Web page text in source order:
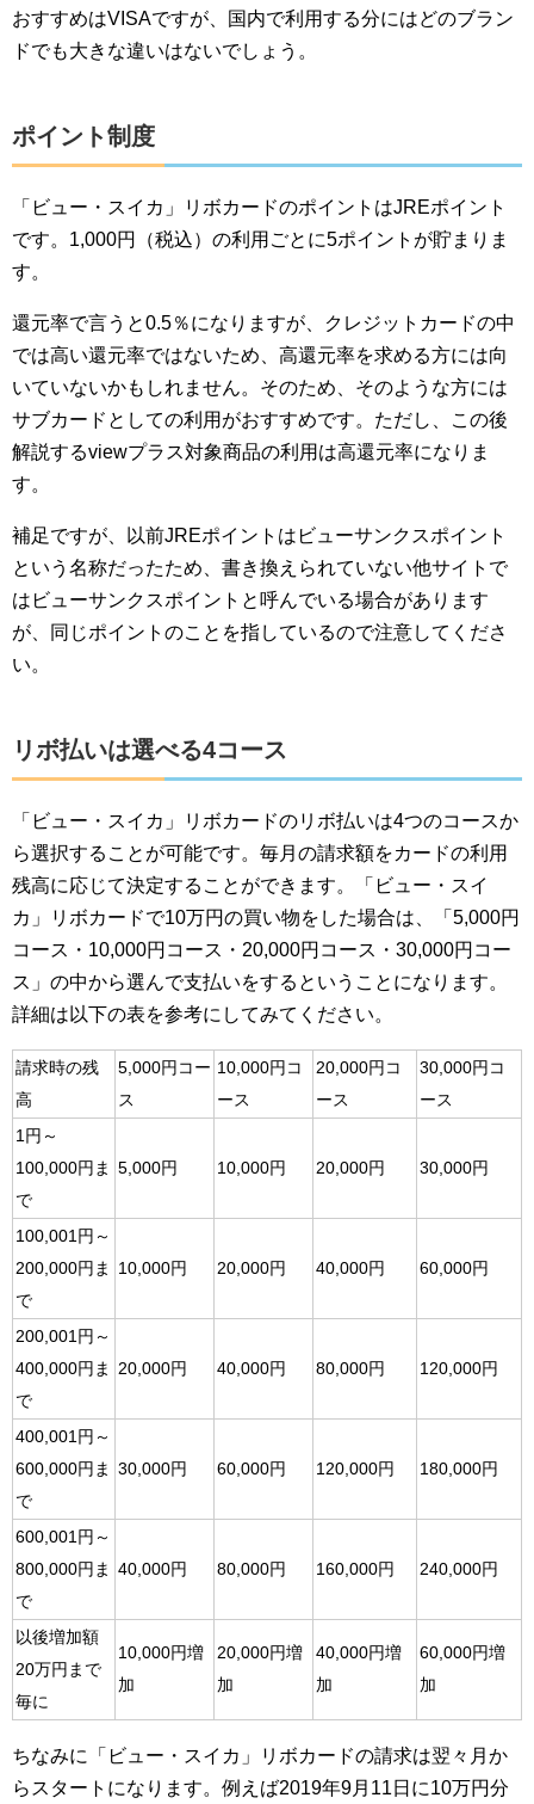
おすすめはVISAですが、国内で利用する分にはどのブラン
ドでも大きな違いはないでしょう。
ポイント制度
「ビュー・スイカ」リボカードのポイントはJREポイント
です。1,000円（税込）の利用ごとに5ポイントが貯まりま
す。
還元率で言うと0.5％になりますが、クレジットカードの中
では高い還元率ではないため、高還元率を求める方には向
いていないかもしれません。そのため、そのような方には
サブカードとしての利用がおすすめです。ただし、この後
解説するviewプラス対象商品の利用は高還元率になりま
す。
補足ですが、以前JREポイントはビューサンクスポイント
という名称だったため、書き換えられていない他サイトで
はビューサンクスポイントと呼んでいる場合があります
が、同じポイントのことを指しているので注意してくださ
い。
リボ払いは選べる4コース
「ビュー・スイカ」リボカードのリボ払いは4つのコースか
ら選択することが可能です。毎月の請求額をカードの利用
残高に応じて決定することができます。「ビュー・スイ
カ」リボカードで10万円の買い物をした場合は、「5,000円
コース・10,000円コース・20,000円コース・30,000円コー
ス」の中から選んで支払いをするということになります。
詳細は以下の表を参考にしてみてください。
請求時の残
高
5,000円コー
ス
10,000円コ
ース
20,000円コ
ース
30,000円コ
ース
1円～
100,000円ま
で
5,000円 10,000円 20,000円 30,000円
100,001円～
200,000円ま
で
10,000円 20,000円 40,000円 60,000円
200,001円～
400,000円ま
で
20,000円 40,000円 80,000円 120,000円
400,001円～
600,000円ま
で
30,000円 60,000円 120,000円 180,000円
600,001円～
800,000円ま
で
40,000円 80,000円 160,000円 240,000円
以後増加額
20万円まで
毎に
10,000円増
加
20,000円増
加
40,000円増
加
60,000円増
加
ちなみに「ビュー・スイカ」リボカードの請求は翌々月か
らスタートになります。例えば2019年9月11日に10万円分